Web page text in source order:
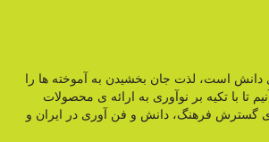
دانش است، لذت جان بخشیدن به آموخته ها را
تا با تکیه بر نوآوری به ارائه ی محصولات
گسترش فرهنگ، دانش و فن آوری در ایران و